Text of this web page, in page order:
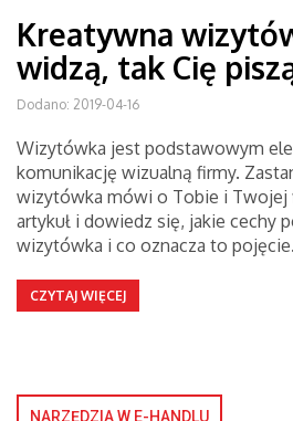
Kreatywna
widzą, tak Cię
Dodano: 2019-04-16
Wizytówka jest podstawowym
komunikację wizualną firmy.
wizytówka mówi o Tobie i Twojej
artykuł i dowiedz się, jakie cechy
wizytówka i co oznacza to pojęcie.
CZYTAJ WIĘCEJ
NARZĘDZIA W E-HANDLU